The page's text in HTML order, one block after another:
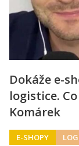
Dokáže e-
logistice.
Komárek
E-SHOPY